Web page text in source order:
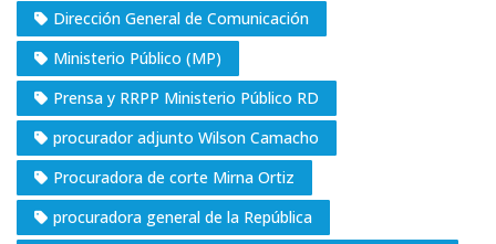
Dirección General de Comunicación
Ministerio Público (MP)
Prensa y RRPP Ministerio Público RD
procurador adjunto Wilson Camacho
Procuradora de corte Mirna Ortiz
procuradora general de la República